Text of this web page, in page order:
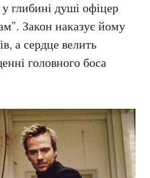
глибині душі офіцер
Закон наказує йому
а сердце велить
головного боса